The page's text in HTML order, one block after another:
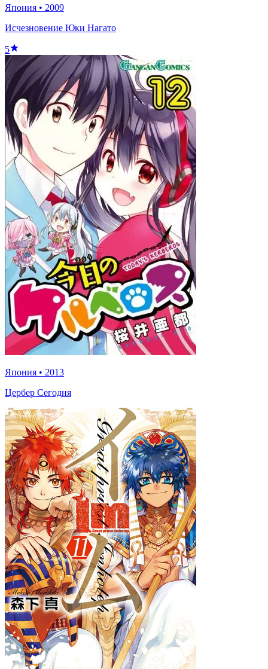
Япония • 2009
Исчезновение Юки Нагато
5
Япония • 2013
Цербер Сегодня